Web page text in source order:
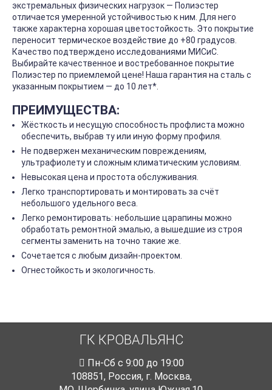
экстремальных физических нагрузок — Полиэстер
отличается умеренной устойчивостью к ним. Для него
также характерна хорошая цветостойкость. Это покрытие
переносит термическое воздействие до +80 градусов.
Качество подтверждено исследованиями МИСиС.
Выбирайте качественное и востребованное покрытие
Полиэстер по приемлемой цене! Наша гарантия на сталь с
указанным покрытием — до 10 лет*.
ПРЕИМУЩЕСТВА:
Жёсткость и несущую способность профлиста можно
обеспечить, выбрав ту или иную форму профиля.
Не подвержен механическим повреждениям,
ультрафиолету и сложным климатическим условиям.
Невысокая цена и простота обслуживания.
Легко транспортировать и монтировать за счёт
небольшого удельного веса.
Легко ремонтировать: небольшие царапины можно
обработать ремонтной эмалью, а вышедшие из строя
сегменты заменить на точно такие же.
Сочетается с любым дизайн-проектом.
Огнестойкость и экологичность.
ГК КРОВАЛЬЯНС
Пн-Cб с 9:00 до 19:00
108851, Россия, г. Москва,